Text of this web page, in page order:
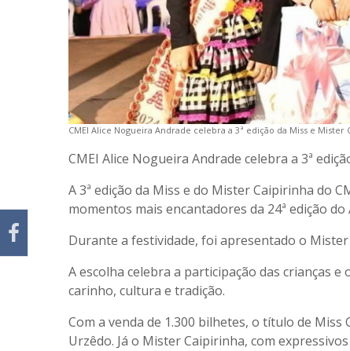
CMEI Alice Nogueira Andrade celebra a 3ª edição da Miss e
CMEI Alice Nogueira Andrade celebra a 3ª
A 3ª edição da Miss e do Mister Caipirinha do
momentos mais encantadores da 24ª edição
Durante a festividade, foi apresentado o
A escolha celebra a participação das crianças
carinho, cultura e tradição.
Com a venda de 1.300 bilhetes, o título de
Urzêdo. Já o Mister Caipirinha, com